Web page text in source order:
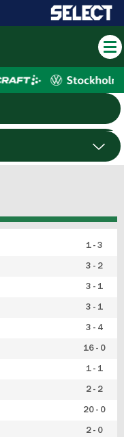
1 - 3
3 - 2
3 - 1
3 - 1
3 - 4
16 - 0
1 - 1
2 - 2
20 - 0
2 - 0